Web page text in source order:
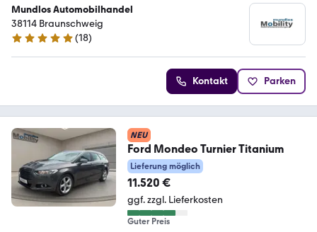
Mundlos Automobilhandel
38114 Braunschweig
4.8 Sterne
(18)
Kontakt Parken
NEU
Ford Mondeo Turnier Titanium
Lieferung möglich
11.520 €
ggf. zzgl. Lieferkosten
Guter Preis